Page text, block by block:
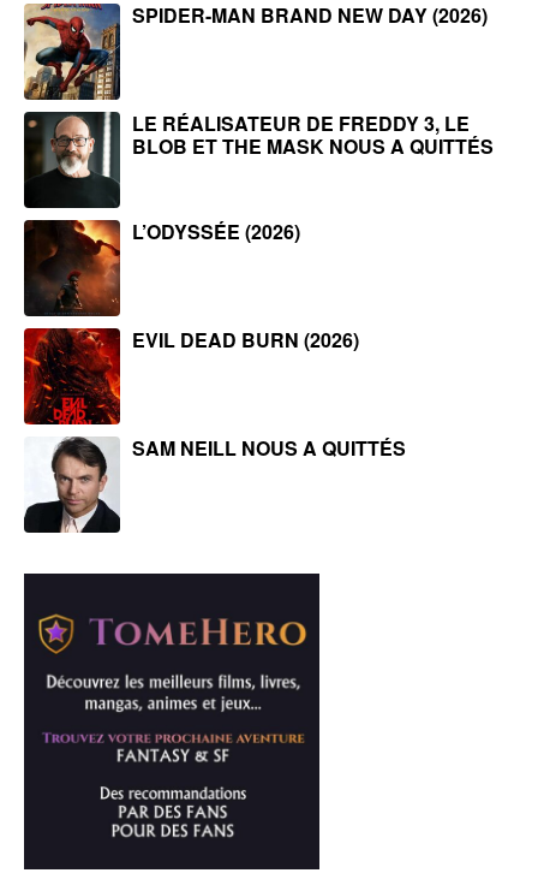
SPIDER-MAN BRAND NEW DAY (2026)
LE RÉALISATEUR DE FREDDY 3, LE
BLOB ET THE MASK NOUS A QUITTÉS
L’ODYSSÉE (2026)
EVIL DEAD BURN (2026)
SAM NEILL NOUS A QUITTÉS